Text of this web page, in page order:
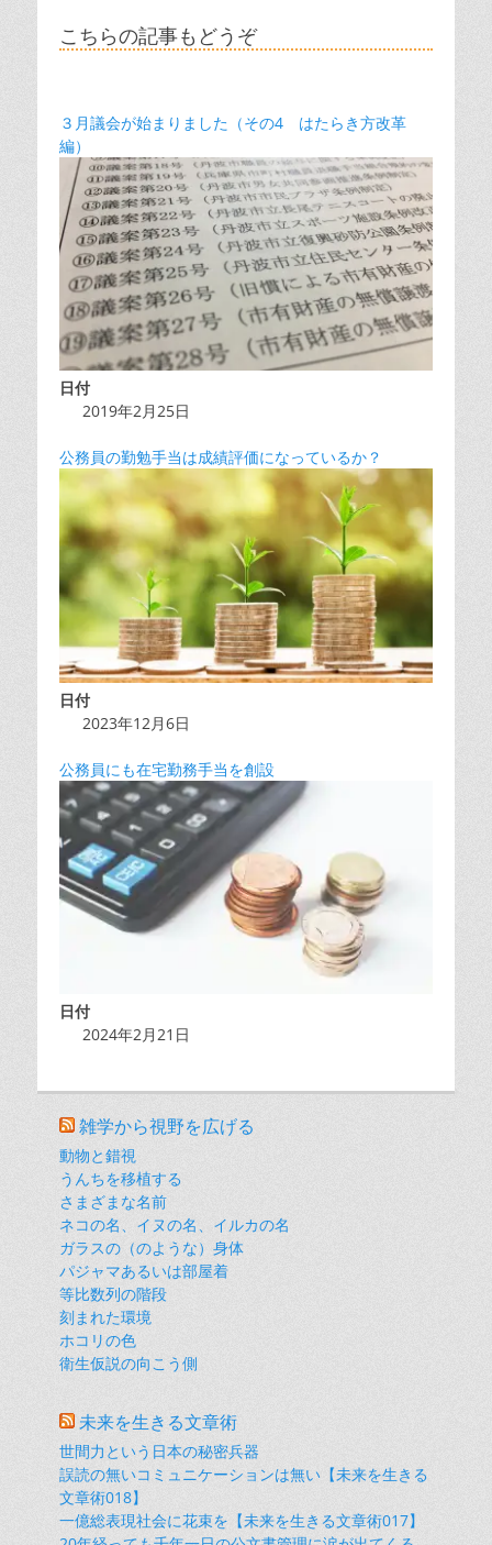
こちらの記事もどうぞ
３月議会が始まりました（その4 はたらき方改革
編）
日付
2019年2月25日
公務員の勤勉手当は成績評価になっているか？
日付
2023年12月6日
公務員にも在宅勤務手当を創設
日付
2024年2月21日
雑学から視野を広げる
動物と錯視
うんちを移植する
さまざまな名前
ネコの名、イヌの名、イルカの名
ガラスの（のような）身体
パジャマあるいは部屋着
等比数列の階段
刻まれた環境
ホコリの色
衛生仮説の向こう側
未来を生きる文章術
世間力という日本の秘密兵器
誤読の無いコミュニケーションは無い【未来を生きる
文章術018】
一億総表現社会に花束を【未来を生きる文章術017】